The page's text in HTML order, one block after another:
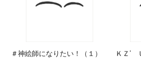
＃神絵師になりたい！（１）
ＫＺ’